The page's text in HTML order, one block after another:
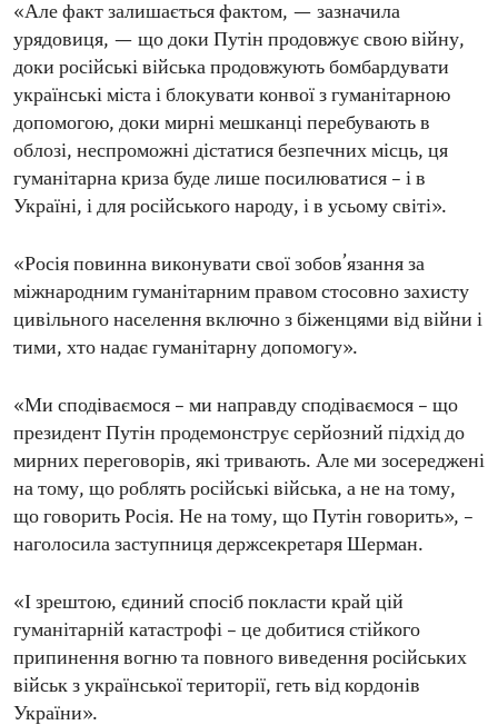
«Але факт залишається фактом, — зазначила
урядовиця, — що доки Путін продовжує свою війну,
доки російські війська продовжують бомбардувати
українські міста і блокувати конвої з гуманітарною
допомогою, доки мирні мешканці перебувають в
облозі, неспроможні дістатися безпечних місць, ця
гуманітарна криза буде лише посилюватися – і в
Україні, і для російського народу, і в усьому світі».
«Росія повинна виконувати свої зобов’язання за
міжнародним гуманітарним правом стосовно захисту
цивільного населення включно з біженцями від війни і
тими, хто надає гуманітарну допомогу».
«Ми сподіваємося – ми направду сподіваємося – що
президент Путін продемонструє серйозний підхід до
мирних переговорів, які тривають. Але ми зосереджені
на тому, що роблять російські війська, а не на тому,
що говорить Росія. Не на тому, що Путін говорить», –
наголосила заступниця держсекретаря Шерман.
«І зрештою, єдиний спосіб покласти край цій
гуманітарній катастрофі – це добитися стійкого
припинення вогню та повного виведення російських
військ з української території, геть від кордонів
України».